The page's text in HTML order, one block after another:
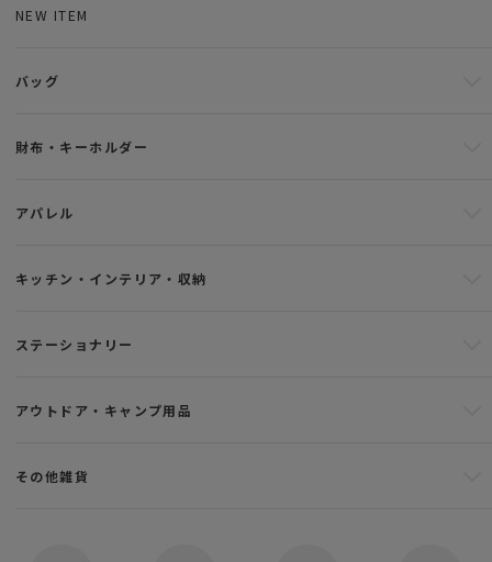
NEW ITEM
バッグ
財布・キーホルダー
アパレル
キッチン・インテリア・収納
ステーショナリー
アウトドア・キャンプ用品
その他雑貨